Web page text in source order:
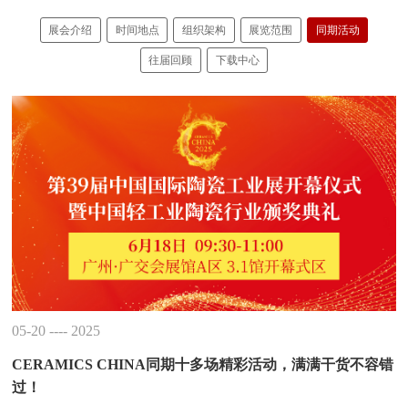
展会介绍 时间地点 组织架构 展览范围 同期活动
往届回顾 下载中心
05-20 ---- 2025
CERAMICS CHINA同期十多场精彩活动，满满干货不容错
过！